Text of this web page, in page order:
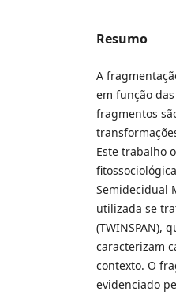
Resumo
A
em função
fragmentos
Este trabalho
Semidecidual
utilizada se
(TWINSPAN),
caracterizam
contexto. O
evidenciado